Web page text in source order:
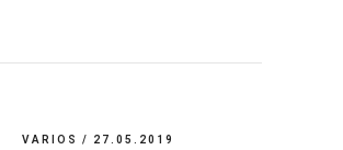
VARIOS / 27.05.2019